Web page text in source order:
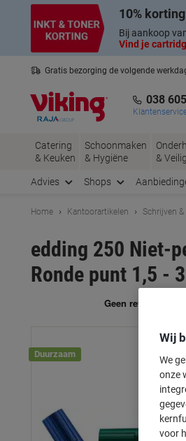
10%
Bij aankoop
Vind je
Gratis bezorging de volgende
038
Catering
& Keuken
Schoonmaken
& Hygiëne
&
Advies Shops
Home Kantoorartikelen Schrijven &
edding 250 Niet-
Ronde punt 1,5 -
Duurzaam
Wij
We
onze
voor